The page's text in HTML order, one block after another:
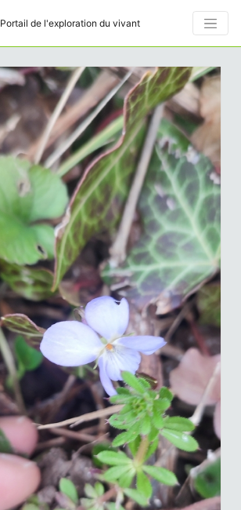
Portail de l'exploration du vivant